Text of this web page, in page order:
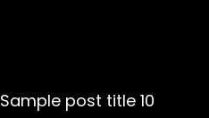
Sample post title 10